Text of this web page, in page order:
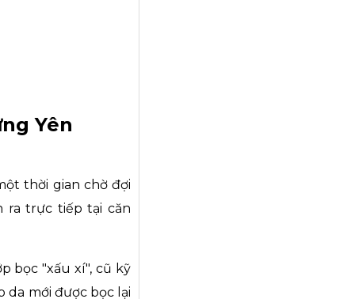
Yên
thời gian chờ đợi
ra trực tiếp tại căn
bọc "xấu xí", cũ kỹ
da mới được bọc lại